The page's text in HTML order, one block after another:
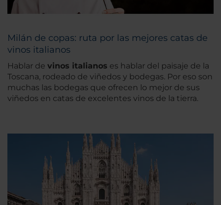
Milán de copas: ruta por las mejores catas de
vinos italianos
Hablar de vinos italianos es hablar del paisaje de la
Toscana, rodeado de viñedos y bodegas. Por eso son
muchas las bodegas que ofrecen lo mejor de sus
viñedos en catas de excelentes vinos de la tierra.